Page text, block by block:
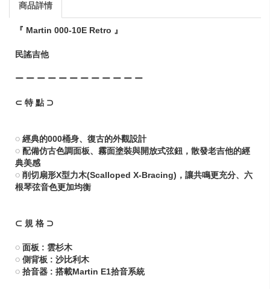
商品詳情
『 Martin 000-10E Retro 』
民謠吉他
ー ー ー ー ー ー ー ー ー ー ー ー
⊂ 特 點 ⊃
◌ 經典的000桶身、復古的外觀設計
◌ 配備仿古色調面板、霧面塗裝與開放式弦鈕，散發老吉他的經
典美感
◌ 削切扇形X型力木(Scalloped X-Bracing)，讓共鳴更充分、六
根琴弦音色更加均衡
⊂ 規 格 ⊃
◌ 面板 : 雲杉木
◌ 側背板 : 沙比利木
◌ 拾音器 : 搭載Martin E1拾音系統